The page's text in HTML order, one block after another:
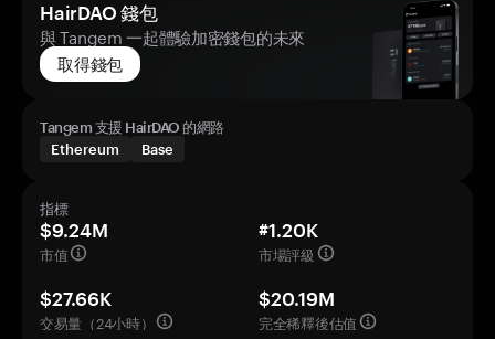
HairDAO 錢包
與 Tangem 一起體驗加密錢包的未來
取得錢包
Tangem 支援 HairDAO 的網路
Ethereum
Base
指標
$9.24M
市值
#1.20K
市場評級
$27.66K
交易量（24小時）
$20.19M
完全稀釋後估值